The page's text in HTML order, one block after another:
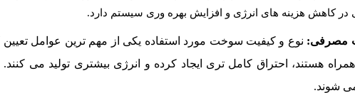
کاهش هزینه های انرژی و افزایش بهره وری سیستم دارد.
مصرفی: نوع و کیفیت سوخت مورد استفاده یکی از مهم ترین عوامل
هستند، احتراق کامل تری ایجاد کرده و انرژی بیشتری تولید می
شوند.